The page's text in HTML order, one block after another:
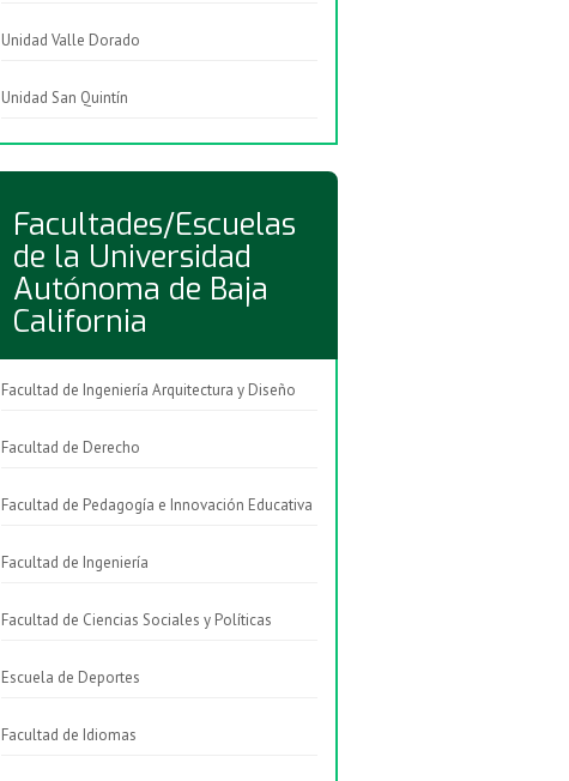
Unidad Valle Dorado
Unidad San Quintín
Facultades/Escuelas
de la Universidad
Autónoma de Baja
California
Facultad de Ingeniería Arquitectura y Diseño
Facultad de Derecho
Facultad de Pedagogía e Innovación Educativa
Facultad de Ingeniería
Facultad de Ciencias Sociales y Políticas
Escuela de Deportes
Facultad de Idiomas